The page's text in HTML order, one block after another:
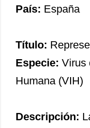
País: España
Título:
Especie: Virus
Humana (VIH)
Descripción: